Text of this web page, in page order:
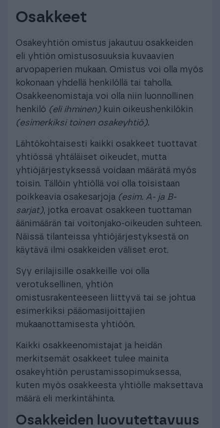
Osakkeet
Osakeyhtiön omistus jakautuu osakkeiden
eli yhtiön omistusosuuksia kuvaavien
arvopaperien mukaan. Omistus voi olla myös
kokonaan yhdellä henkilöllä tai taholla.
Osakkeenomistaja voi olla niin luonnollinen
henkilö (eli ihminen)kuin oikeushenkilökin
(esimerkiksi toinen osakeyhtiö).
Lähtökohtaisesti kaikki osakkeet tuottavat
yhtiössä yhtäläiset oikeudet, mutta
yhtiöjärjestyksessä voidaan määrätä myös
toisin. Tällöin yhtiöllä voi olla toisistaan
poikkeavia osakesarjoja (esim. A- ja B-
sarjat), jotka eroavat osakkeen tuottaman
äänimäärän tai voitonjako-oikeuden suhteen.
Näissä tilanteissa yhtiöjärjestyksestä on
käytävä ilmi osakkeiden väliset erot.
Syy erilajisille osakkeille voi olla
verotuksellinen, yhtiön
omistusrakenteeseen liittyvä tai se johtua
esimerkiksi pääomasijoittajien
mukaanottamisesta yhtiöön.
Kaikki osakkeenomistajat ja heidän
merkitsemät osakkeet tulee mainita
osakeyhtiön perustamissopimuksessa,
kuten myös osakkeesta yhtiölle maksettava
määrä eli merkintähinta.
Osakkeiden luovutettavuus